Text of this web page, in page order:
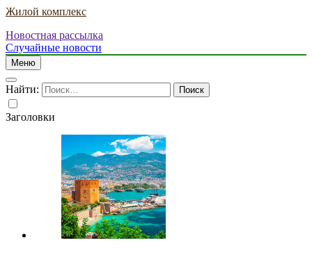
Жилой комплекс
Новостная рассылка
Случайные новости
Меню
Найти:
Заголовки